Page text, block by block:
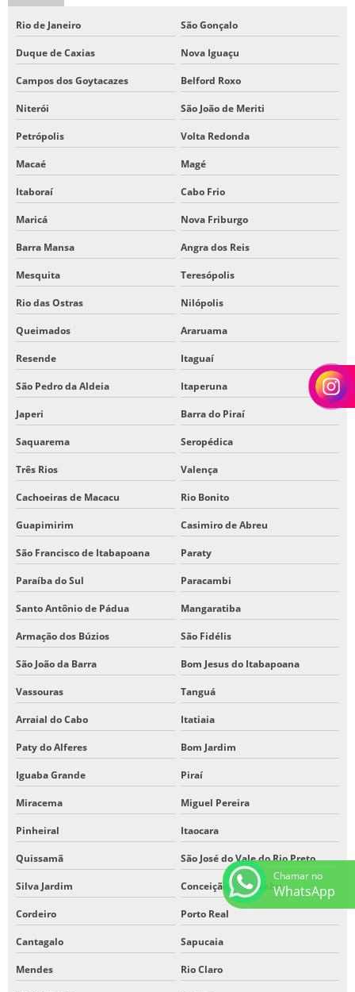
TELA DE ANIAGEM
TELA DE JUTA COMPRAR
TELA DE JUTA PARA ANIAGEM
Rio de Janeiro São Gonçalo
Duque de Caxias Nova Iguaçu
Campos dos Goytacazes Belford Roxo
Niterói São João de Meriti
Petrópolis Volta Redonda
Macaé Magé
Itaboraí Cabo Frio
Maricá Nova Friburgo
Barra Mansa Angra dos Reis
Mesquita Teresópolis
Rio das Ostras Nilópolis
Queimados Araruama
Resende Itaguaí
São Pedro da Aldeia Itaperuna
Japeri Barra do Piraí
Saquarema Seropédica
Três Rios Valença
Cachoeiras de Macacu Rio Bonito
Guapimirim Casimiro de Abreu
São Francisco de Itabapoana Paraty
Paraíba do Sul Paracambi
Santo Antônio de Pádua Mangaratiba
Armação dos Búzios São Fidélis
São João da Barra Bom Jesus do Itabapoana
Vassouras Tanguá
Arraial do Cabo Itatiaia
Paty do Alferes Bom Jardim
Iguaba Grande Piraí
Miracema Miguel Pereira
Pinheiral Itaocara
Quissamã São José do Vale do Rio Preto
Silva Jardim Conceição de Macabu
Cordeiro Porto Real
Cantagalo Sapucaia
Mendes Rio Claro
Chamar no
WhatsApp